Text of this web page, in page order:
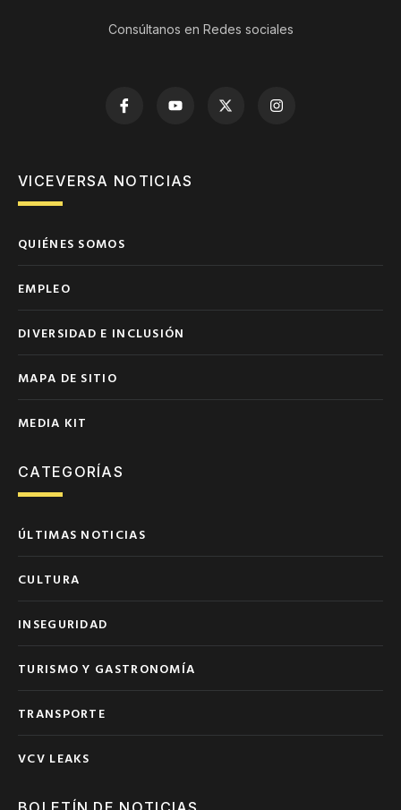
Consúltanos en Redes sociales
VICEVERSA NOTICIAS
QUIÉNES SOMOS
EMPLEO
DIVERSIDAD E INCLUSIÓN
MAPA DE SITIO
MEDIA KIT
CATEGORÍAS
ÚLTIMAS NOTICIAS
CULTURA
INSEGURIDAD
TURISMO Y GASTRONOMÍA
TRANSPORTE
VCV LEAKS